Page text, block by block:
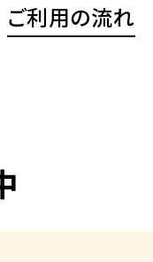
ご利用の流れ